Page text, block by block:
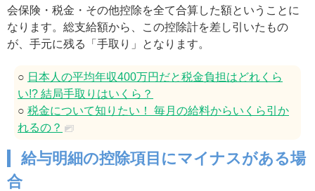
会保険・税金・その他控除を全て合算した額ということに
なります。総支給額から、この控除計を差し引いたもの
が、手元に残る「手取り」となります。
○ 日本人の平均年収400万円だと税金負担はどれくら
い!? 結局手取りはいくら？
○ 税金について知りたい！ 毎月の給料からいくら引か
れるの？
給与明細の控除項目にマイナスがある場
合